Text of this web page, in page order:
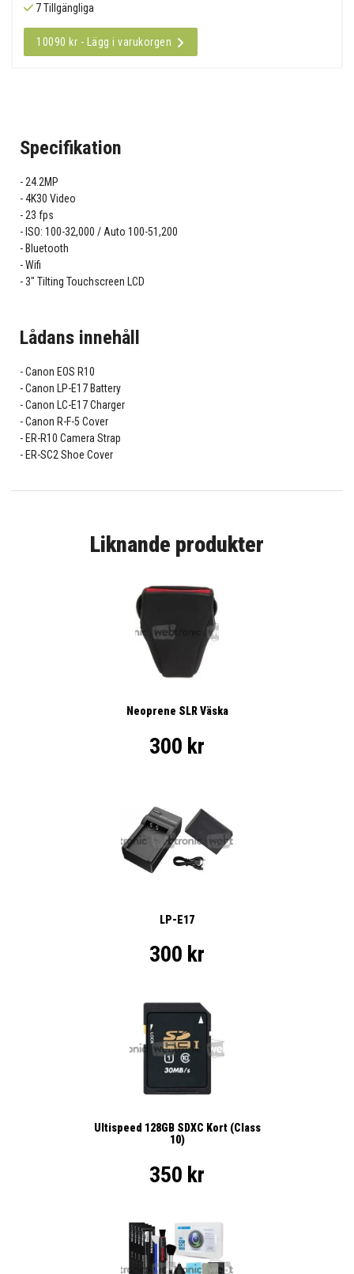
7 Tillgängliga
10090 kr - Lägg i varukorgen
Specifikation
24.2MP
4K30 Video
23 fps
ISO: 100-32,000 / Auto 100-51,200
Bluetooth
Wifi
3" Tilting Touchscreen LCD
Lådans innehåll
Canon EOS R10
Canon LP-E17 Battery
Canon LC-E17 Charger
Canon R-F-5 Cover
ER-R10 Camera Strap
ER-SC2 Shoe Cover
Liknande produkter
Neoprene SLR Väska
300 kr
LP-E17
300 kr
Ultispeed 128GB SDXC Kort (Class
10)
350 kr